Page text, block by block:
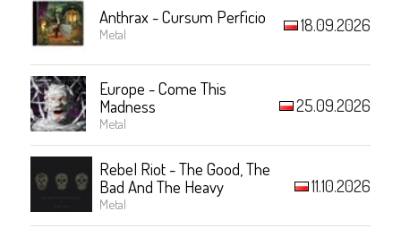
Anthrax - Cursum Perficio
Metal 18.09.2026
Europe - Come This
Madness
Metal
25.09.2026
Rebel Riot - The Good, The
Bad And The Heavy
Metal
11.10.2026